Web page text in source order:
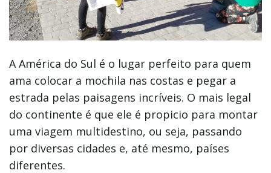
A América do Sul é o lugar perfeito para quem
ama colocar a mochila nas costas e pegar a
estrada pelas paisagens incríveis. O mais legal
do continente é que ele é propicio para montar
uma viagem multidestino, ou seja, passando
por diversas cidades e, até mesmo, países
diferentes.